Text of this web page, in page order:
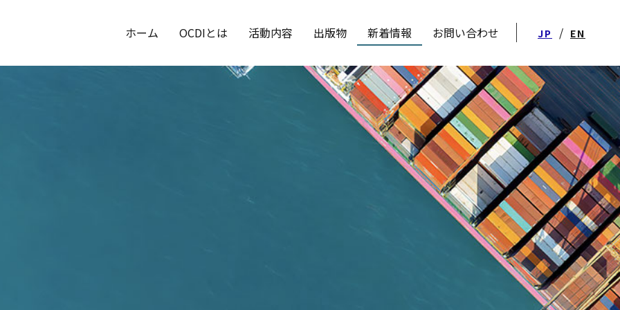
ホーム OCDIとは 活動内容 出版物 新着情報 お問い合わせ JP / EN